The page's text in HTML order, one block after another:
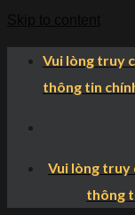
Vui lòng truy
thông tin
Vui lòng truy
thông